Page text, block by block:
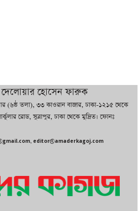
কাঁচা মরিচে ‘আগুন’, ‘এত দাম তো
হোসেন ফারুক
(৬ষ্ঠ তলা), ৩৩ কাওরান বাজার, ঢাকা-১২১৫ থেকে
রোড, সুত্রাপুর, ঢাকা থেকে মুদ্রিত। ফোনঃ
editor@amaderkagoj.com